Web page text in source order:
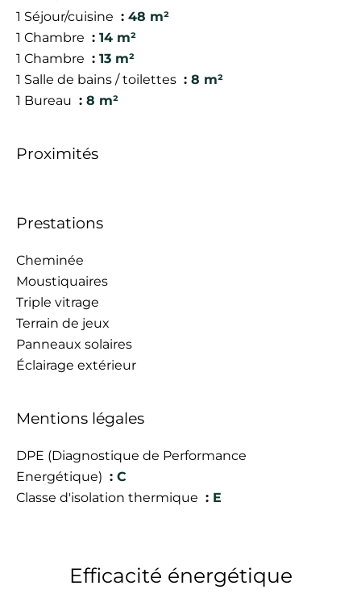
1 Séjour/cuisine
48 m²
1 Chambre
14 m²
1 Chambre
13 m²
1 Salle de bains / toilettes
8 m²
1 Bureau
8 m²
Proximités
Prestations
Cheminée
Moustiquaires
Triple vitrage
Terrain de jeux
Panneaux solaires
Éclairage extérieur
Mentions légales
DPE (Diagnostique de Performance
Energétique)
C
Classe d'isolation thermique
E
Efficacité énergétique